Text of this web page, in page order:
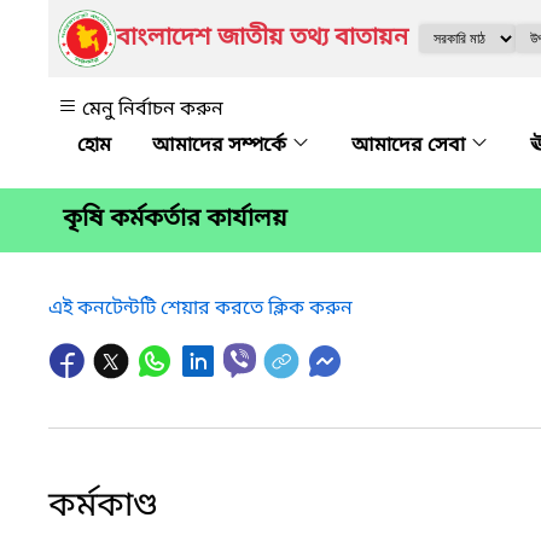
বাংলাদেশ জাতীয় তথ্য বাতায়ন
মেনু নির্বাচন করুন
আমাদের সম্পর্কে
আমাদের সেবা
কৃষি কর্মকর্তার কার্যালয়
এই কনটেন্টটি শেয়ার করতে ক্লিক করুন
কর্মকাণ্ড